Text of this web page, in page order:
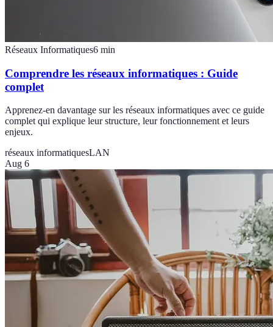
Réseaux Informatiques6 min
Comprendre les réseaux informatiques : Guide
complet
Apprenez-en davantage sur les réseaux informatiques avec ce guide
complet qui explique leur structure, leur fonctionnement et leurs
enjeux.
réseaux informatiquesLAN
Aug 6